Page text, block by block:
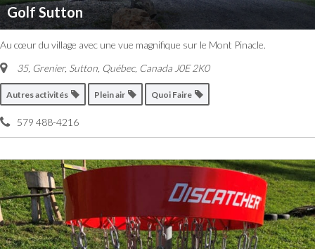
Golf Sutton
Au cœur du village avec une vue magnifique sur le Mont Pinacle.
35, Grenier, Sutton Québec, Canada J0E 2K0
Autres activités Plein air Quoi Faire
579 488-4216